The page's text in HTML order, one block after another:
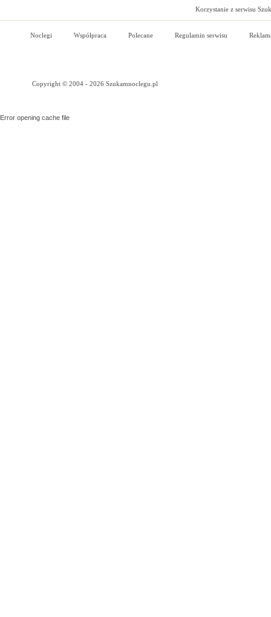
Korzystanie z serwisu
Noclegi Współpraca Polecane Regulamin serwisu
Copyright © 2004 - 2026 Szukamnoclegu.pl
Error opening cache file